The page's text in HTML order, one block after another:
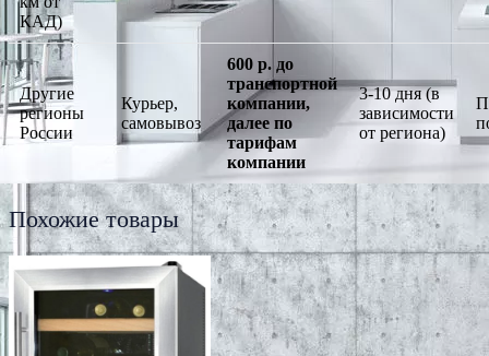
КАД)
Другие
регионы
России
Курьер,
самовывоз
600 р. до
транспортной
компании,
далее по
тарифам
компании
3-10 дня (в
зависимости
от региона)
Похожие товары